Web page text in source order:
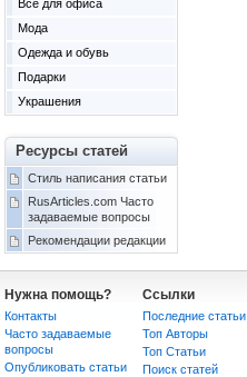
Все для офиса
Мода
Одежда и обувь
Подарки
Украшения
Ресурсы статей
Стиль написания статьи
RusArticles.com Часто
задаваемые вопросы
Рекомендации редакции
Нужна помощь?
Контакты
Часто задаваемые
вопросы
Опубликовать статьи
Ссылки
Последние статьи
Топ Авторы
Топ Статьи
Поиск статей